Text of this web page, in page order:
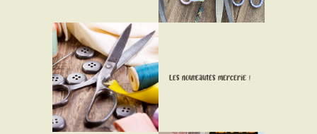
Les nouveautés mercerie !